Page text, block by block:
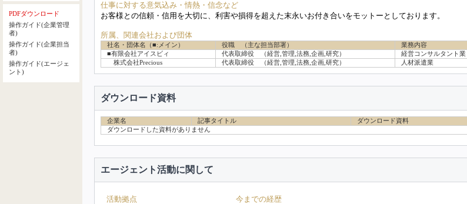
PDFダウンロード
操作ガイド(企業管理
者)
操作ガイド(企業担当
者)
操作ガイド(エージェ
ント)
仕事に対する意気込み・情熱・信念など
お客様との信頼・信用を大切に、利害や損得を超えた末永いお付き合いをモットーとしております。
所属、関連会社および団体
社名・団体名（■:メイン） 役職 （主な担当部署） 業務内容
■有限会社アイスビィ
代表取締役 （経営,管理,法務,企画,研究） 経営コンサルタント業
株式会社Precious
代表取締役 （経営,管理,法務,企画,研究） 人材派遣業
ダウンロード資料
企業名 記事タイトル
ダウンロード資料
ダウンロードした資料がありません
エージェント活動に関して
活動拠点
今までの経歴